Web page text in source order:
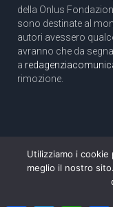
della Onlus
sono destinate al
autori avessero
avranno che da
a
rimozione.
Copyright 2003
Aut. Tribunale di Roma
Direttore responsabile:
Utilizziamo i
meglio il nostro